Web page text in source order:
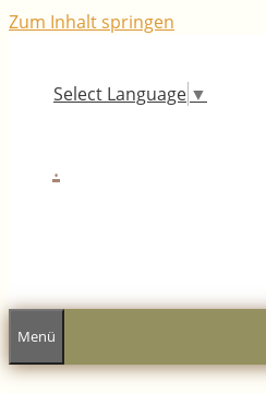
Zum Inhalt springen
Select Language ▼
.
Menü